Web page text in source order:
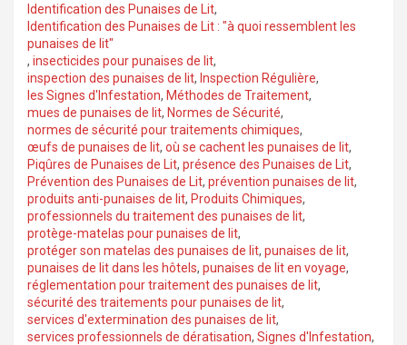
Identification des Punaises de Lit,
Identification des Punaises de Lit : "à quoi ressemblent les
punaises de lit"
, insecticides pour punaises de lit,
inspection des punaises de lit, Inspection Régulière,
les Signes d'Infestation, Méthodes de Traitement,
mues de punaises de lit, Normes de Sécurité,
normes de sécurité pour traitements chimiques,
œufs de punaises de lit, où se cachent les punaises de lit,
Piqûres de Punaises de Lit, présence des Punaises de Lit,
Prévention des Punaises de Lit, prévention punaises de lit,
produits anti-punaises de lit, Produits Chimiques,
professionnels du traitement des punaises de lit,
protège-matelas pour punaises de lit,
protéger son matelas des punaises de lit, punaises de lit,
punaises de lit dans les hôtels, punaises de lit en voyage,
réglementation pour traitement des punaises de lit,
sécurité des traitements pour punaises de lit,
services d'extermination des punaises de lit,
services professionnels de dératisation, Signes d'Infestation,